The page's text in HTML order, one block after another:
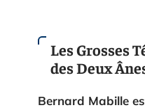
Les Grosses
des Deux
Bernard Mabille